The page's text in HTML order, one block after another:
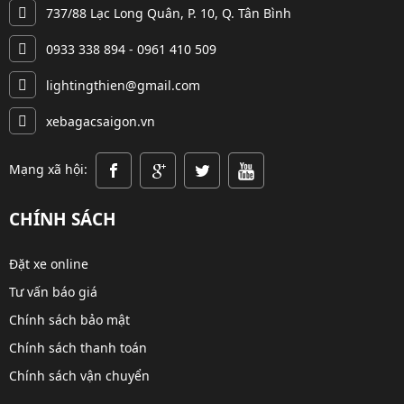
737/88 Lạc Long Quân, P. 10, Q. Tân Bình
0933 338 894 - 0961 410 509
lightingthien@gmail.com
xebagacsaigon.vn
Mạng xã hội:
CHÍNH SÁCH
Đặt xe online
Tư vấn báo giá
Chính sách bảo mật
Chính sách thanh toán
Chính sách vận chuyển